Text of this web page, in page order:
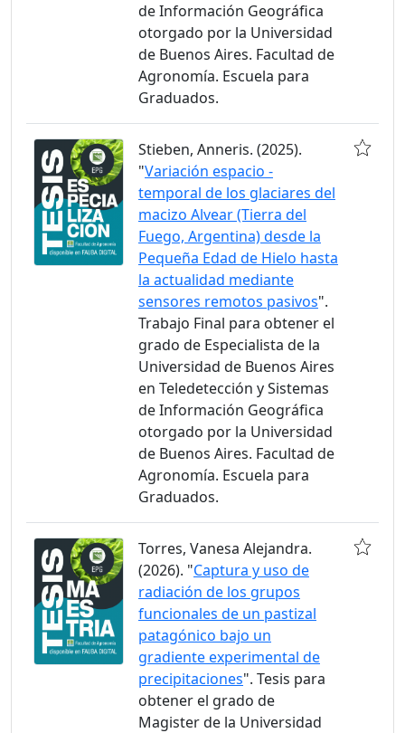
de Información Geográfica
otorgado por la Universidad
de Buenos Aires. Facultad de
Agronomía. Escuela para
Graduados.
Stieben, Anneris. (2025).
"Variación espacio -
temporal de los glaciares del
macizo Alvear (Tierra del
Fuego, Argentina) desde la
Pequeña Edad de Hielo hasta
la actualidad mediante
sensores remotos pasivos".
Trabajo Final para obtener el
grado de Especialista de la
Universidad de Buenos Aires
en Teledetección y Sistemas
de Información Geográfica
otorgado por la Universidad
de Buenos Aires. Facultad de
Agronomía. Escuela para
Graduados.
Torres, Vanesa Alejandra.
(2026). "Captura y uso de
radiación de los grupos
funcionales de un pastizal
patagónico bajo un
gradiente experimental de
precipitaciones". Tesis para
obtener el grado de
Magister de la Universidad